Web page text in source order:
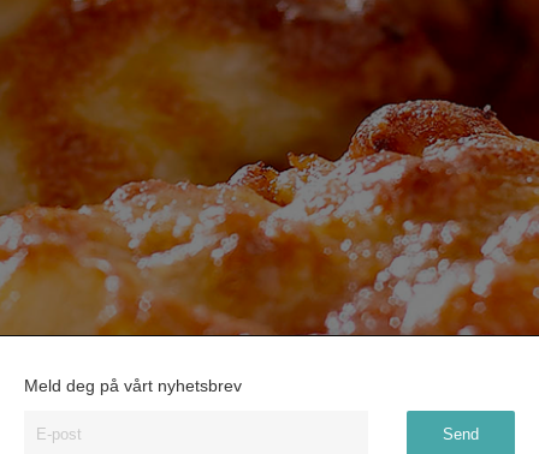
Meld deg på vårt nyhetsbrev